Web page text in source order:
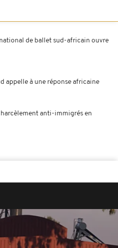
de ballet sud-africain ouvre
appelle à une réponse africaine
anti-immigrés en